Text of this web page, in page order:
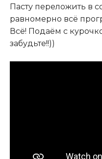
Пасту переложить в
равномерно всё
Всё! Подаём с
забудьте!!))